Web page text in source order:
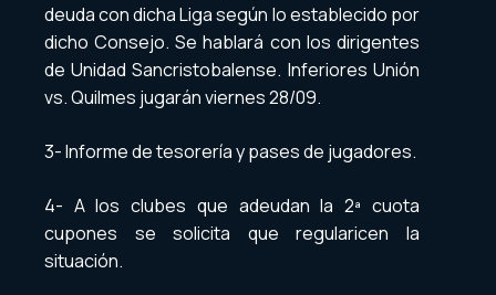
deuda con dicha Liga según lo establecido por
dicho Consejo. Se hablará con los dirigentes
de Unidad Sancristobalense. Inferiores Unión
vs. Quilmes jugarán viernes 28/09.
3- Informe de tesorería y pases de jugadores.
4- A los clubes que adeudan la 2ª cuota
cupones se solicita que regularicen la
situación.